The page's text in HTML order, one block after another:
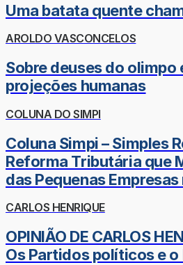
Uma batata quente
AROLDO VASCONCELOS
Sobre deuses do olimpo
projeções humanas
COLUNA DO SIMPI
Coluna Simpi – Simples
Reforma Tributária que
das Pequenas
CARLOS HENRIQUE
OPINIÃO DE CARLOS
Os Partidos políticos e o